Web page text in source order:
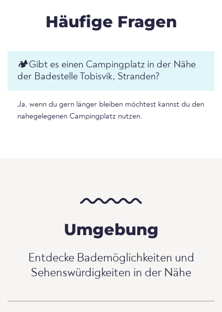
Häufige Fragen
🏕️️Gibt es einen Campingplatz in der Nähe
der Badestelle Tobisvik, Stranden?
Ja, wenn du gern länger bleiben möchtest kannst du den
nahegelegenen Campingplatz nutzen.
Umgebung
Entdecke Bademöglichkeiten und
Sehenswürdigkeiten in der Nähe